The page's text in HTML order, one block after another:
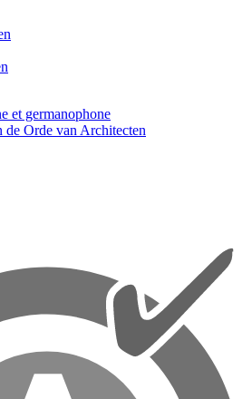
et germanophone
de Orde van Architecten